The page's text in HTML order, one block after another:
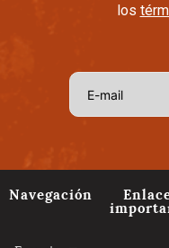
los
Navegación